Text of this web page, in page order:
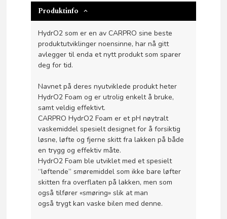
Produktinfo
HydrO2 som er en av CARPRO sine beste
produktutviklinger noensinne, har nå gitt
avlegger til enda et nytt produkt som sparer
deg for tid.
Navnet på deres nyutviklede produkt heter
HydrO2 Foam og er utrolig enkelt å bruke,
samt veldig effektivt.
CARPRO HydrO2 Foam er et pH nøytralt
vaskemiddel spesielt designet for å forsiktig
løsne, løfte og fjerne skitt fra lakken på både
en trygg og effektiv måte.
HydrO2 Foam ble utviklet med et spesielt
“løftende” smøremiddel som ikke bare løfter
skitten fra overflaten på lakken, men som
også tilfører «smøring» slik at man
også trygt kan vaske bilen med denne.